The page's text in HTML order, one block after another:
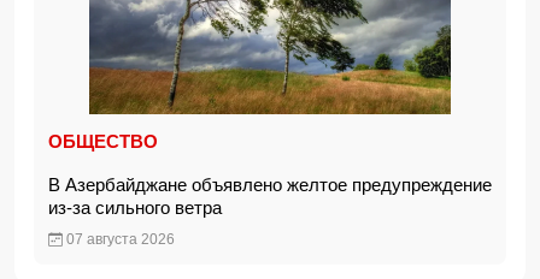
ОБЩЕСТВО
В Азербайджане объявлено желтое предупреждение
из-за сильного ветра
07 августа 2026